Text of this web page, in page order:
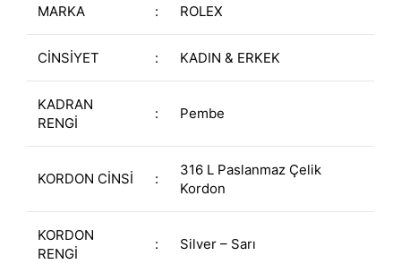
MARKA : ROLEX
CİNSİYET : KADIN & ERKEK
KADRAN
RENGİ
: Pembe
KORDON CİNSİ :
316 L Paslanmaz Çelik
Kordon
KORDON
RENGİ
: Silver – Sarı